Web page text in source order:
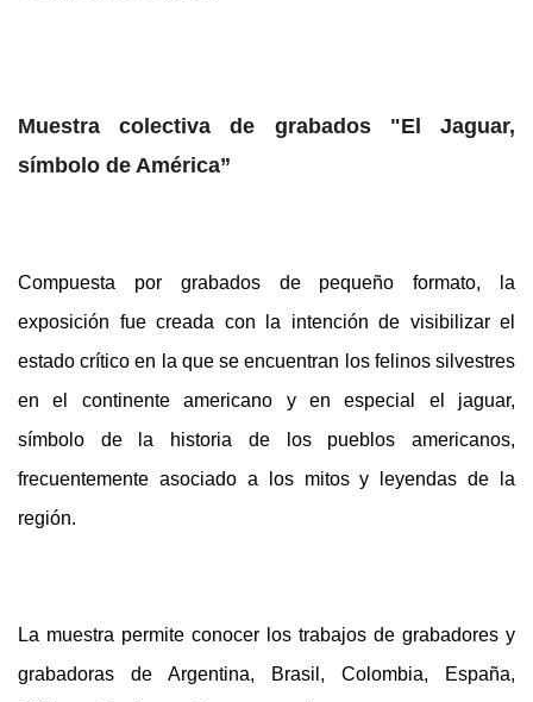
Muestra colectiva de grabados "El Jaguar,
símbolo de América”
Compuesta por grabados de pequeño formato, la
exposición fue creada con la intención de visibilizar el
estado crítico en la que se encuentran los felinos silvestres
en el continente americano y en especial el jaguar,
símbolo de la historia de los pueblos americanos,
frecuentemente asociado a los mitos y leyendas de la
región.
La muestra permite conocer los trabajos de grabadores y
grabadoras de Argentina, Brasil, Colombia, España,